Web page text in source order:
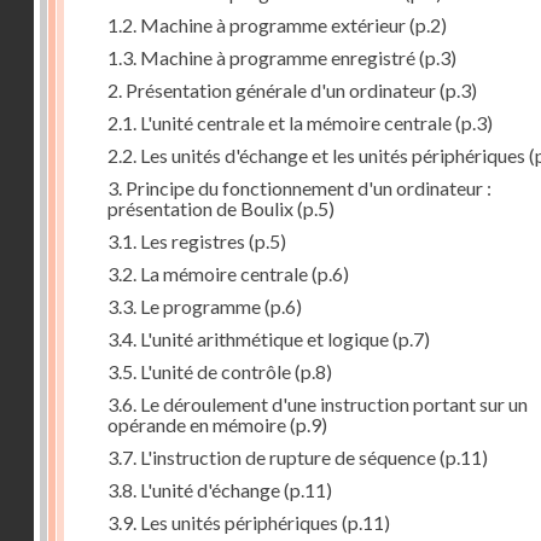
1.2. Machine à programme extérieur(p.2)
1.3. Machine à programme enregistré(p.3)
2. Présentation générale d'un ordinateur(p.3)
2.1. L'unité centrale et la mémoire centrale(p.3)
2.2. Les unités d'échange et les unités périphériques
3. Principe du fonctionnement d'un ordinateur :
présentation de Boulix(p.5)
3.1. Les registres (p.5)
3.2. La mémoire centrale(p.6)
3.3. Le programme(p.6)
3.4. L'unité arithmétique et logique(p.7)
3.5. L'unité de contrôle(p.8)
3.6. Le déroulement d'une instruction portant sur un
opérande en mémoire(p.9)
3.7. L'instruction de rupture de séquence(p.11)
3.8. L'unité d'échange(p.11)
3.9. Les unités périphériques (p.11)